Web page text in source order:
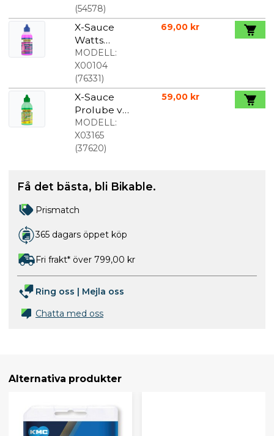
Campagnol
o/Shimano/
KMC 2 set
(54578)
X-Sauce
Watts
Kedjeolja
125 ml
MODELL:
X00104
(76331)
69,00 kr
X-Sauce
Prolube vax
för alla
väder 125ml
MODELL:
X03165
(37620)
59,00 kr
Få det bästa, bli Bikable.
Prismatch
365 dagars öppet köp
Fri frakt* över 799,00 kr
Ring oss | Mejla oss
Chatta med oss
Alternativa produkter